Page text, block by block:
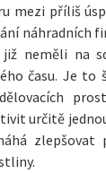
mezi příliš
náhradních
neměli na
času. Je to
určitě
zlepšovat